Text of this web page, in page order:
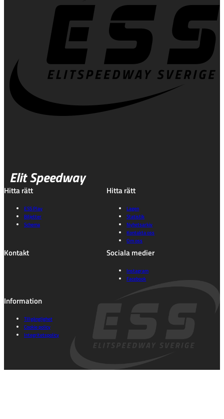
Elit Speedway
Hitta rätt
ESS Play
Biljetter
Schema
Hitta rätt
Lagen
Statistik
Nyhetsarkiv
Kontakta oss
Om oss
Kontakt Sociala medier
Instagram
Facebook
Information
Tillgänglighet
Cookie policy
Integritetspolicy